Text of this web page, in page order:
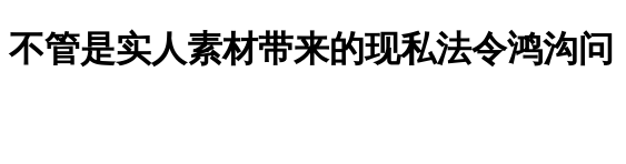
不管是实人素材带来的现私法令鸿沟问